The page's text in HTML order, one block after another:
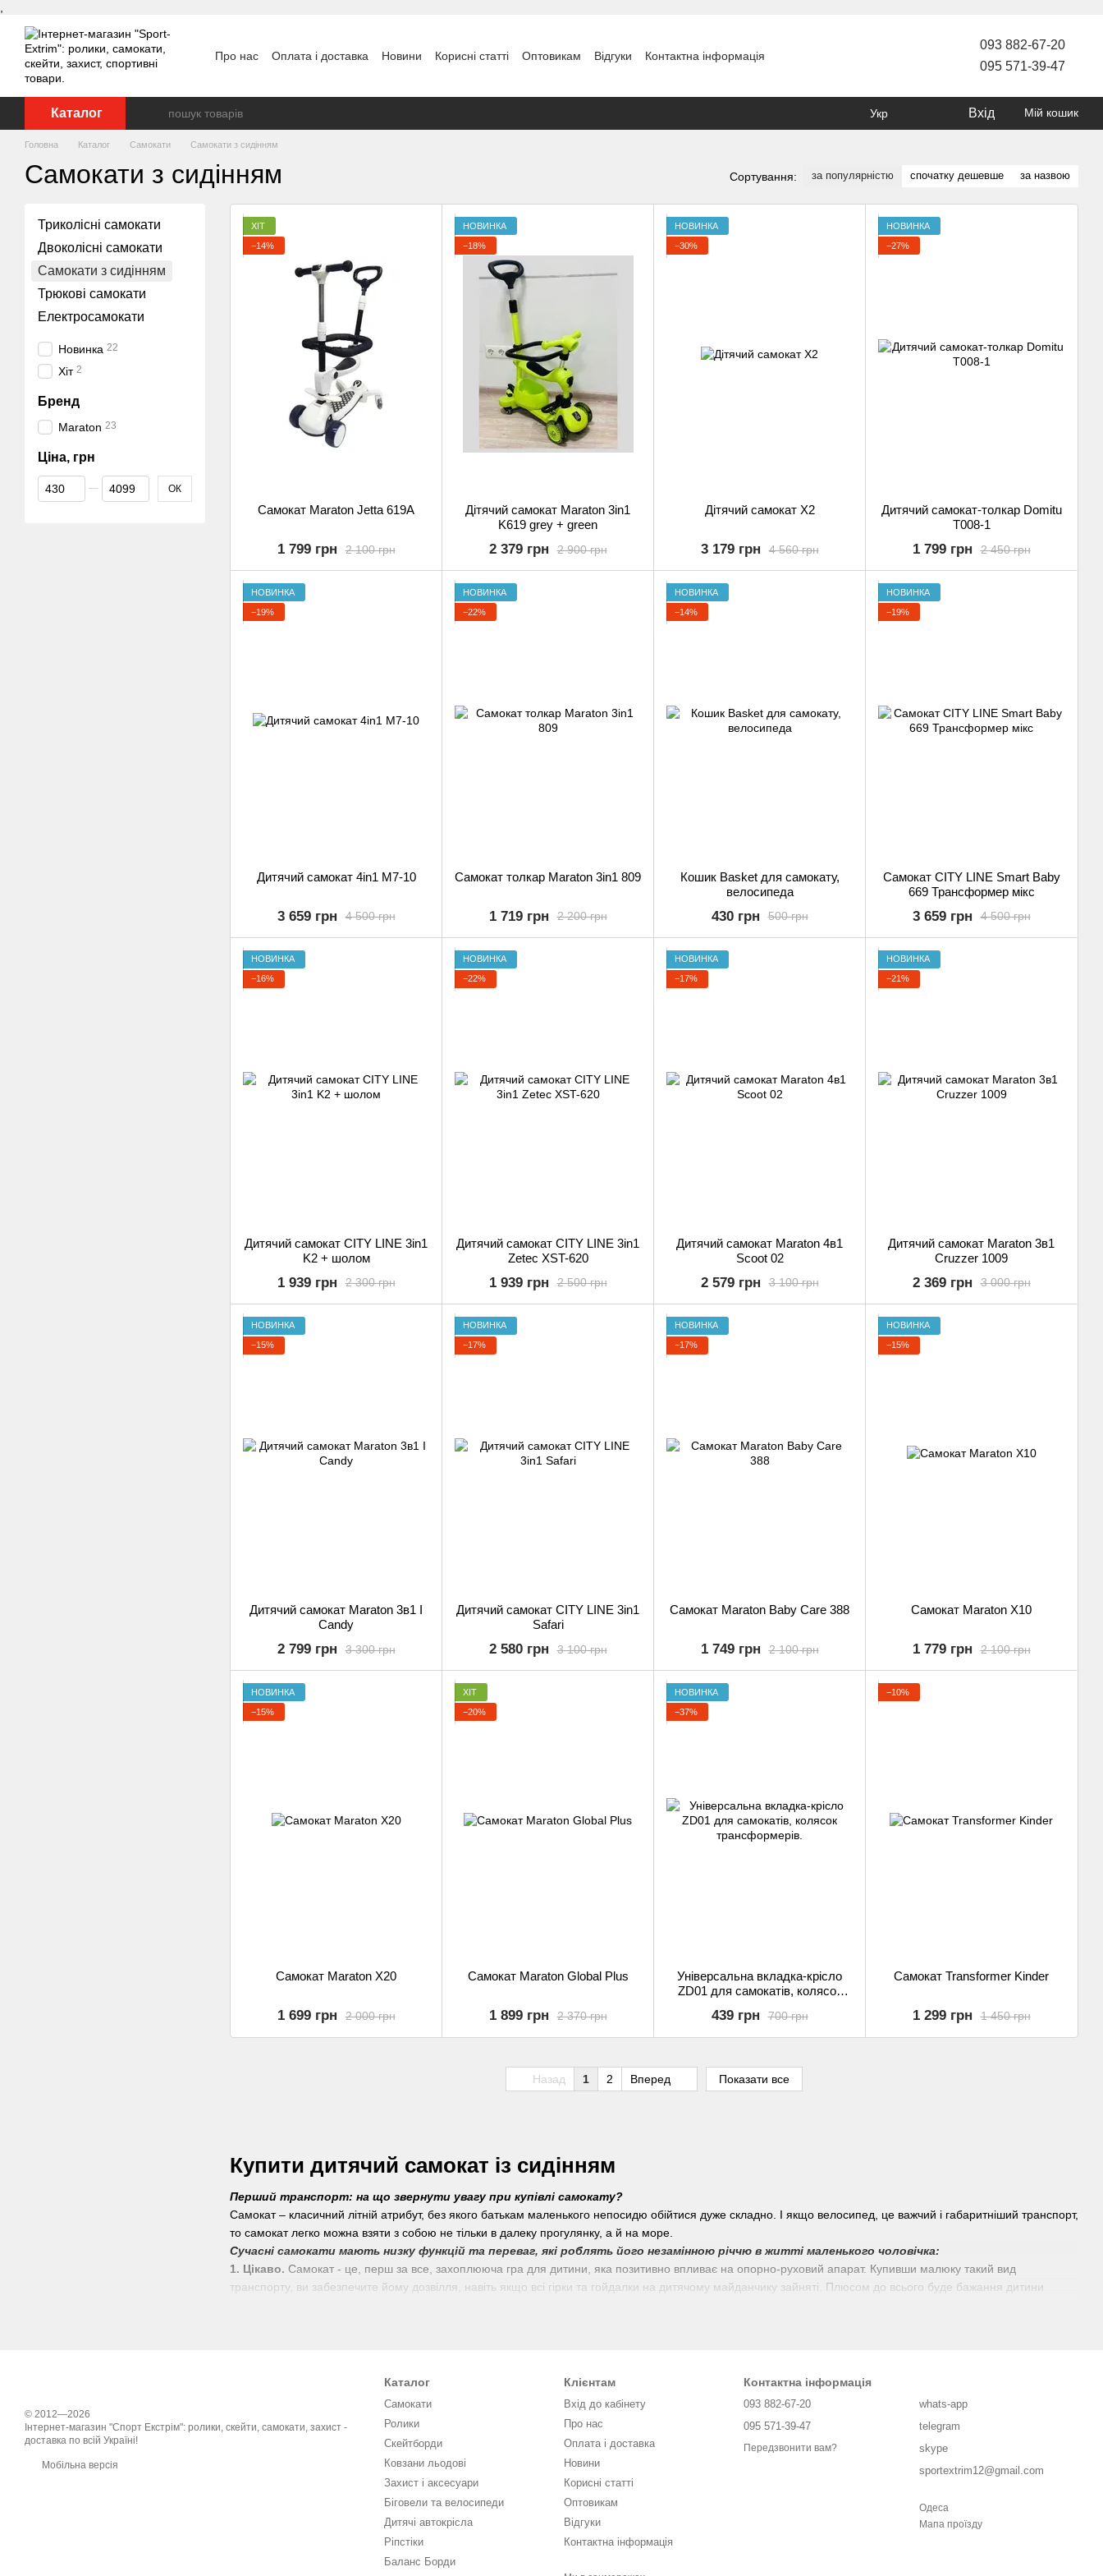
Перейти до основного контенту
Про нас Оплата і доставка Новини Кориcні статті Оптовикам Відгуки Контактна інформація
093 882-67-20
095 571-39-47
Каталог Укр Вхід Мій кошик
Головна Каталог Самокати Самокати з сидінням
Самокати з сидінням Сортування: за популярністю спочатку дешевше за назвою
Купити дитячий самокат із сидінням
Перший транспорт: на що звернути увагу при купівлі самокату?
Самокат – класичний літній атрибут, без якого батькам маленького непосидю обійтися дуже складно. І якщо велосипед, це важчий і габаритніший транспорт,
то самокат легко можна взяти з собою не тільки в далеку прогулянку, а й на море.
Сучасні самокати мають низку функцій та переваг, які роблять його незамінною річчю в житті маленького чоловічка:
1. Цікаво. Самокат - це, перш за все, захоплююча гра для дитини, яка позитивно впливає на опорно-руховий апарат. Купивши малюку такий вид
транспорту, ви забезпечите йому дозвілля, навіть якщо всі гірки та гойдалки на дитячому майданчику зайняті. Плюсом до всього буде бажання дитини
подрімати на свіжому повітрі. Взяти з собою в подорож такий самокат, теж можна без особливих зусиль, тому що важить він близько двох з половиною
Как выбрать детский самокат?
Самокат слід вибирати, перш за все, за віком малюка та комплектації транспорту, а потім уже за дизайном.
, це триколісні (рідше чотирьох) самокати для найменших. Вони найчастіше оснащені додатковими функціями типу сидіння та
борти навколо нього, батьківська ручка і навіть каптур від сонця.
Друга група – 2-3,5 роки, це як класичний самокат зі знімним сидінням, так і самокат-біговець. Остання модель користується особливою популярністю цього
року. Як правило, самокати цієї вікової категорії вже мають регулювання висоти керма та міцнішу сталеву раму.
Третя група – від 3,5 років.Такі самокати, як правило, вже двоколісні і мають функцію «зростання» разом із вашою дитиною. Купивши такий вид
транспорту, ви забезпечите дозвілля дитині аж до шкільного віку.
ХІТ
−14%
Самокат Maraton Jetta 619A
2 100 грн
1 799 грн
НОВИНКА
−18%
Дітячий самокат Maraton 3in1
K619 grey + green
2 900 грн
2 379 грн
НОВИНКА
−30%
Дітячий самокат X2
4 560 грн
3 179 грн
НОВИНКА
−27%
Дитячий самокат-толкар Domitu
T008-1
2 450 грн
1 799 грн
НОВИНКА
−19%
Дитячий самокат 4in1 M7-10
4 500 грн
3 659 грн
НОВИНКА
−22%
Самокат толкар Maraton 3in1 809
2 200 грн
1 719 грн
НОВИНКА
−14%
Кошик Basket для самокату,
велосипеда
500 грн
430 грн
НОВИНКА
−19%
Самокат CITY LINE Smart Baby
669 Трансформер мікс
4 500 грн
3 659 грн
НОВИНКА
−16%
Дитячий самокат CITY LINE 3in1
K2 + шолом
2 300 грн
1 939 грн
НОВИНКА
−22%
Дитячий самокат CITY LINE 3in1
Zetec XST-620
2 500 грн
1 939 грн
НОВИНКА
−17%
Дитячий самокат Maraton 4в1
Scoot 02
3 100 грн
2 579 грн
НОВИНКА
−21%
Дитячий самокат Maraton 3в1
Cruzzer 1009
3 000 грн
2 369 грн
НОВИНКА
−15%
Дитячий самокат Maraton 3в1 I
Candy
3 300 грн
2 799 грн
НОВИНКА
−17%
Дитячий самокат CITY LINE 3in1
Safari
3 100 грн
2 580 грн
НОВИНКА
−17%
Самокат Maraton Baby Care 388
2 100 грн
1 749 грн
НОВИНКА
−15%
Самокат Maraton X10
2 100 грн
1 779 грн
НОВИНКА
−15%
Самокат Maraton X20
2 000 грн
1 699 грн
ХІТ
−20%
Самокат Maraton Global Plus
2 370 грн
1 899 грн
НОВИНКА
−37%
Універсальна вкладка-крісло
ZD01 для самокатів, колясок
700 грн
439 грн
−10%
Самокат Transformer Kinder
1 450 грн
1 299 грн
Назад 1 2 Вперед Показати все
Триколісні самокати
Двоколісні самокати
Самокати з сидінням
Трюкові самокати
Електросамокати
Новинка 22
Хіт 2
Бренд
Maraton 23
Ціна, грн
Від Ціна, грн
До Ціна, грн ОК
© 2012—2026
Інтернет-магазин "Спорт Екстрім": ролики, скейти, самокати, захист -
доставка по всій Україні!
Мобільна версія
Каталог
Самокати
Ролики
Скейтборди
Ковзани льодові
Захист і аксесуари
Біговели та велосипеди
Дитячі автокрісла
Ріпстіки
Баланс Борди
Клієнтам
Вхід до кабінету
Про нас
Оплата і доставка
Новини
Кориcні статті
Оптовикам
Відгуки
Контактна інформація
Контактна інформація
093 882-67-20
095 571-39-47
Передзвонити вам?
whats-app
telegram
skype
sportextrim12@gmail.com
Одеса
Мапа проїзду